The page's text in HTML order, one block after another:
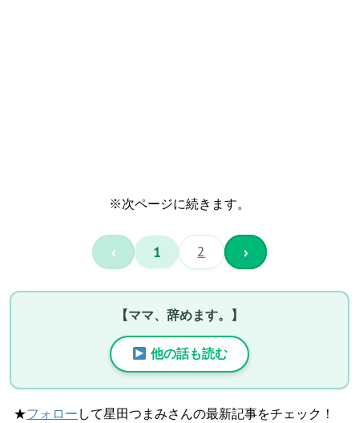
※次ページに続きます。
‹ 1 2 ›
【ママ、辞めます。】
他の話も読む
★フォロー して星田つまみさんの最新記事をチェック！